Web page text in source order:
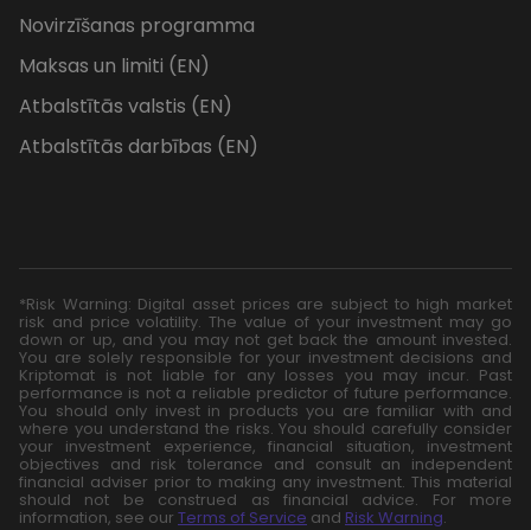
Novirzīšanas programma
Maksas un limiti (EN)
Atbalstītās valstis (EN)
Atbalstītās darbības (EN)
*Risk Warning: Digital asset prices are subject to high market
risk and price volatility. The value of your investment may go
down or up, and you may not get back the amount invested.
You are solely responsible for your investment decisions and
Kriptomat is not liable for any losses you may incur. Past
performance is not a reliable predictor of future performance.
You should only invest in products you are familiar with and
where you understand the risks. You should carefully consider
your investment experience, financial situation, investment
objectives and risk tolerance and consult an independent
financial adviser prior to making any investment. This material
should not be construed as financial advice. For more
information, see our Terms of Service and Risk Warning.